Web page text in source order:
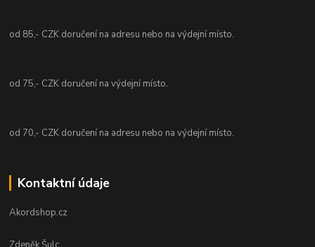
od 85,- CZK doručení na adresu nebo na výdejní místo.
od 75,- CZK doručení na výdejní místo.
od 70,- CZK doručení na adresu nebo na výdejní místo.
Kontaktní údaje
Akordshop.cz